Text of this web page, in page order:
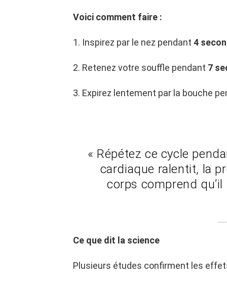
Voici comment faire :
1. Inspirez par le nez pendant 4
2. Retenez votre souffle pendant 7
3. Expirez lentement par la bouche
« Répétez ce cycle
cardiaque ralentit, la
corps comprend
Ce que dit la science
Plusieurs études confirment les